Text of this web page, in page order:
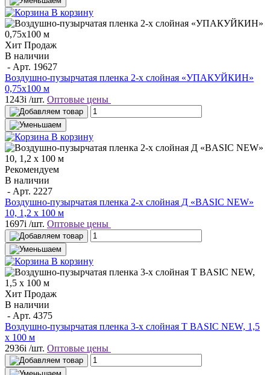
В корзину
Хит Продаж
В наличии
- Арт. 19627
Воздушно-пузырчатая пленка 2-х слойная «УПАКУЙКИН»
0,75х100 м
1243i /шт. Оптовые цены
В корзину
Рекомендуем
В наличии
- Арт. 2227
Воздушно-пузырчатая пленка 2-х слойная Д «BASIC NEW»
10, 1,2 х 100 м
1697i /шт. Оптовые цены
В корзину
Хит Продаж
В наличии
- Арт. 4375
Воздушно-пузырчатая пленка 3-х слойная T BASIC NEW, 1,5
х 100 м
2936i /шт. Оптовые цены